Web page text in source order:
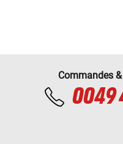
Commandes
0049